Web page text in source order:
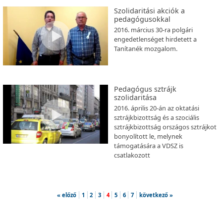
Szolidaritási akciók a
pedagógusokkal
2016. március 30-ra polgári
engedetlenséget hirdetett a
Tanítanék mozgalom.
Pedagógus sztrájk
szolidaritása
2016. április 20-án az oktatási
sztrájkbizottság és a szociális
sztrájkbizottság országos sztrájkot
bonyolított le, melynek
támogatására a VDSZ is
csatlakozott
« előző 1 2 3 4 5 6 7 következő »